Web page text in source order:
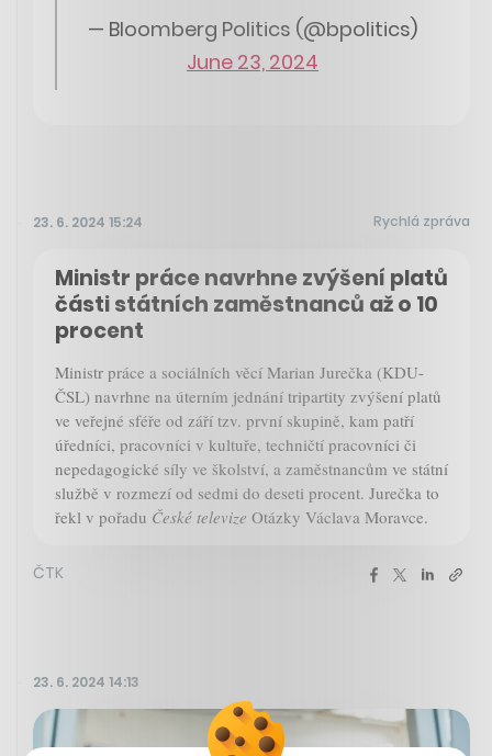
— Bloomberg Politics (@bpolitics)
June 23, 2024
23. 6. 2024 15:24 Rychlá zpráva
Ministr práce navrhne zvýšení platů
části státních zaměstnanců až o 10
procent
Ministr práce a sociálních věcí Marian Jurečka (KDU-
ČSL) navrhne na úterním jednání tripartity zvýšení platů
ve veřejné sféře od září tzv. první skupině, kam patří
úředníci, pracovníci v kultuře, techničtí pracovníci či
nepedagogické síly ve školství, a zaměstnancům ve státní
službě v rozmezí od sedmi do deseti procent. Jurečka to
řekl v pořadu České televize Otázky Václava Moravce.
ČTK
23. 6. 2024 14:13